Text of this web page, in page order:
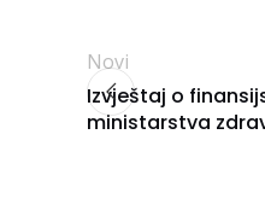
Novi
Izvještaj o
ministarstva